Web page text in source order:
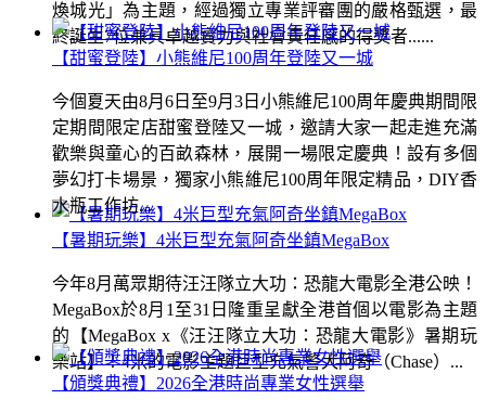
煥城光」為主題，經過獨立專業評審團的嚴格甄選，最
終誕生7位兼具卓越實力與社會責任感的得獎者......
【暑期玩樂】4米巨型充氣阿奇坐鎮MegaBox
今年8月萬眾期待汪汪隊立大功：恐龍大電影全港公映！
MegaBox於8月1至31日隆重呈獻全港首個以電影為主題
的【MegaBox x《汪汪隊立大功：恐龍大電影》暑期玩
樂站】！4米的電影主題巨型充氣警犬阿奇（Chase）...
【甜蜜登陸】小熊維尼100周年登陸又一城
今個夏天由8月6日至9月3日小熊維尼100周年慶典期間限
定期間限定店甜蜜登陸又一城，邀請大家一起走進充滿
歡樂與童心的百畝森林，展開一場限定慶典！設有多個
夢幻打卡場景，獨家小熊維尼100周年限定精品，DIY香
水瓶工作坊...
【頒獎典禮】2026全港時尚專業女性選舉